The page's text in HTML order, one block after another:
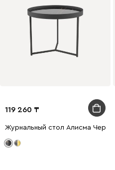
119 260
Журнальный стол Алисма Черный